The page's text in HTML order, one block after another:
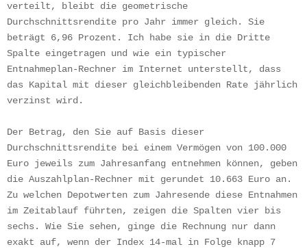
verteilt, bleibt die geometrische
Durchschnittsrendite pro Jahr immer gleich. Sie
beträgt 6,96 Prozent. Ich habe sie in die Dritte
Spalte eingetragen und wie ein typischer
Entnahmeplan-Rechner im Internet unterstellt, dass
das Kapital mit dieser gleichbleibenden Rate jährlich
verzinst wird.
Der Betrag, den Sie auf Basis dieser
Durchschnittsrendite bei einem Vermögen von 100.000
Euro jeweils zum Jahresanfang entnehmen können, geben
die Auszahlplan-Rechner mit gerundet 10.663 Euro an.
Zu welchen Depotwerten zum Jahresende diese Entnahmen
im Zeitablauf führten, zeigen die Spalten vier bis
sechs. Wie Sie sehen, ginge die Rechnung nur dann
exakt auf, wenn der Index 14-mal in Folge knapp 7